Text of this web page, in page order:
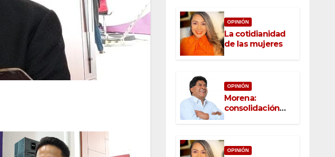
OPINIÓN
La cotidianidad
de las mujeres
OPINIÓN
Morena:
consolidación
con raíz, rumbo
OPINIÓN